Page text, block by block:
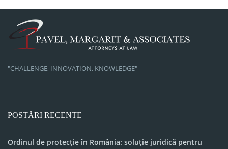
"CHALLENGE, INNOVATION, KNOWLEDGE"
POSTĂRI RECENTE
Ordinul de protecție în România: soluție juridică pentru